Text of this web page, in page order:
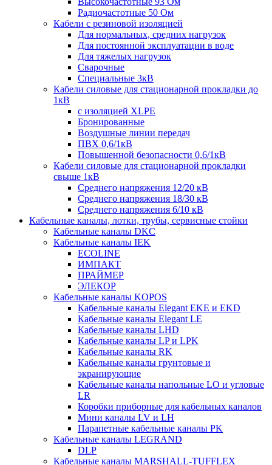
Радиочастотные 50 Ом
Кабели с резиновой изоляцией
Для нормальных, средних нагрузок
Для постоянной эксплуатации в воде
Для тяжелых нагрузок
Сварочные
Специальные 3кВ
Кабели силовые для стационарной прокладки до
1кВ
c изоляцией XLPE
Бронированные
Воздушные линии передач
ПВХ 0,6/1кВ
Повышенной безопасности 0,6/1кВ
Кабели силовые для стационарной прокладки
свыше 1кВ
Среднего напряжения 12/20 кВ
Среднего напряжения 18/30 кВ
Среднего напряжения 6/10 кВ
Кабельные каналы, лотки, трубы, сервисные стойки
Кабельные каналы DKC
Кабельные каналы IEK
ECOLINE
ИМПАКТ
ПРАЙМЕР
ЭЛЕКОР
Кабельные каналы KOPOS
Кабельные каналы Elegant EKE и EKD
Кабельные каналы Elegant LE
Кабельные каналы LHD
Кабельные каналы LP и LPK
Кабельные каналы RK
Кабельные каналы грунтовые и
экранирующие
Кабельные каналы напольные LO и угловые
LR
Коробки приборные для кабельных каналов
Мини каналы LV и LH
Парапетные кабельные каналы PK
Кабельные каналы LEGRAND
DLP
Кабельные каналы MARSHALL-TUFFLEX